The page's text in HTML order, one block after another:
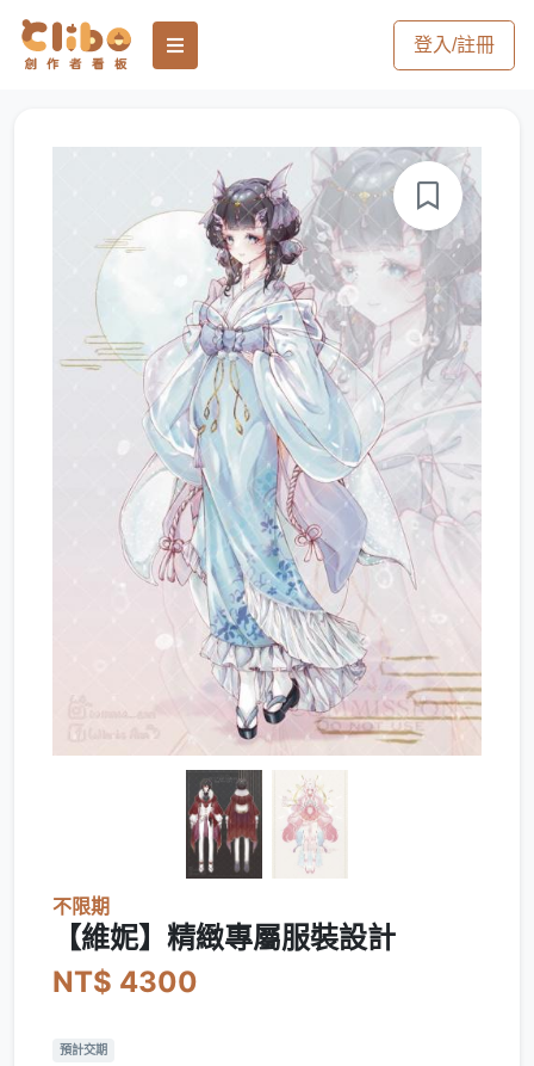
登入/註冊
不限期
【維妮】精緻專屬服裝設計
NT$ 4300
預計交期